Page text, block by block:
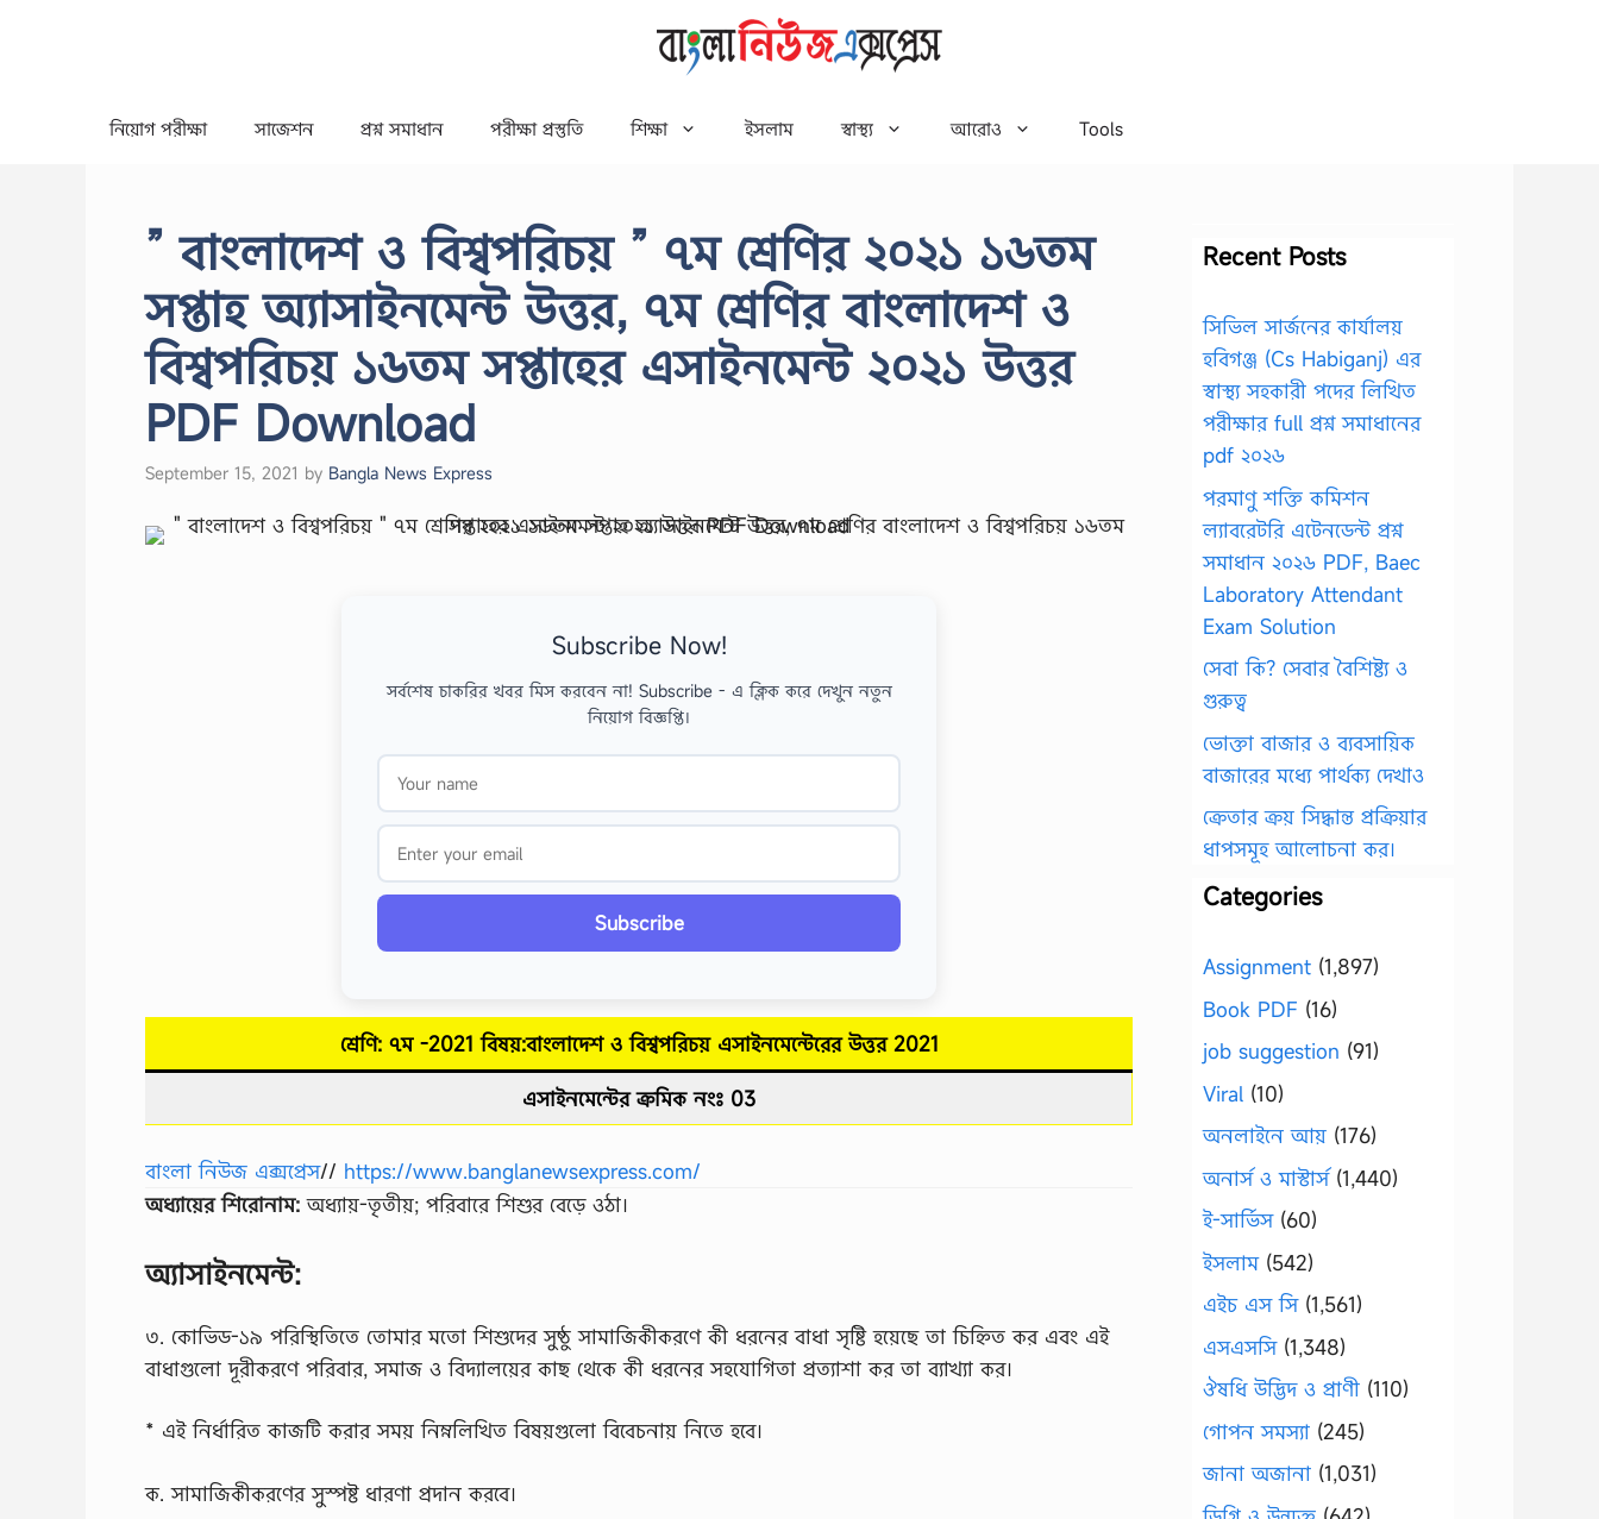
নিয়োগ পরীক্ষা সাজেশন প্রশ্ন সমাধান পরীক্ষা প্রস্তুতি শিক্ষা ইসলাম স্বাস্থ্য আরোও Tools
” বাংলাদেশ ও বিশ্বপরিচয় ” ৭ম শ্রেণির ২০২১ ১৬তম
সপ্তাহ অ্যাসাইনমেন্ট উত্তর, ৭ম শ্রেণির বাংলাদেশ ও
বিশ্বপরিচয় ১৬তম সপ্তাহের এসাইনমেন্ট ২০২১ উত্তর
PDF Download
September 15, 2021 by Bangla News Express
Subscribe Now!
সর্বশেষ চাকরির খবর মিস করবেন না! Subscribe - এ ক্লিক করে দেখুন নতুন
নিয়োগ বিজ্ঞপ্তি।
Subscribe
শ্রেণি: ৭ম -2021 বিষয়:বাংলাদেশ ও বিশ্বপরিচয় এসাইনমেন্টেরের উত্তর2021
এসাইনমেন্টের ক্রমিক নংঃ 03
বাংলা নিউজ এক্সপ্রেস// https://www.banglanewsexpress.com/
অধ্যায়ের শিরােনাম: অধ্যায়-তৃতীয়; পরিবারে শিশুর বেড়ে ওঠা।
অ্যাসাইনমেন্ট:
৩. কোভিড-১৯ পরিস্থিতিতে তােমার মতাে শিশুদের সুষ্ঠু সামাজিকীকরণে কী ধরনের বাধা সৃষ্টি হয়েছে তা চিহ্নিত কর এবং এই
বাধাগুলাে দূরীকরণে পরিবার, সমাজ ও বিদ্যালয়ের কাছ থেকে কী ধরনের সহযােগিতা প্রত্যাশা কর তা ব্যাখ্যা কর।
* এই নির্ধারিত কাজটি করার সময় নিম্নলিখিত বিষয়গুলাে বিবেচনায় নিতে হবে।
ক. সামাজিকীকরণের সুস্পষ্ট ধারণা প্রদান করবে।
Recent Posts
সিভিল সার্জনের কার্যালয়
হবিগঞ্জ (Cs Habiganj) এর
স্বাস্থ্য সহকারী পদের লিখিত
পরীক্ষার full প্রশ্ন সমাধানের
pdf ২০২৬
পরমাণু শক্তি কমিশন
ল্যাবরেটরি এটেনডেন্ট প্রশ্ন
সমাধান ২০২৬ PDF, Baec
Laboratory Attendant
Exam Solution
সেবা কি? সেবার বৈশিষ্ট্য ও
গুরুত্ব
ভোক্তা বাজার ও ব্যবসায়িক
বাজারের মধ্যে পার্থক্য দেখাও
ক্রেতার ক্রয় সিদ্ধান্ত প্রক্রিয়ার
ধাপসমূহ আলোচনা কর।
Categories
Assignment (1,897)
Book PDF (16)
job suggestion (91)
Viral (10)
অনলাইনে আয় (176)
অনার্স ও মাস্টার্স(1,440)
ই-সার্ভিস(60)
ইসলাম(542)
এইচ এস সি(1,561)
এসএসসি(1,348)
ঔষধি উদ্ভিদ ও প্রাণী (110)
গোপন সমস্যা (245)
জানা অজানা (1,031)